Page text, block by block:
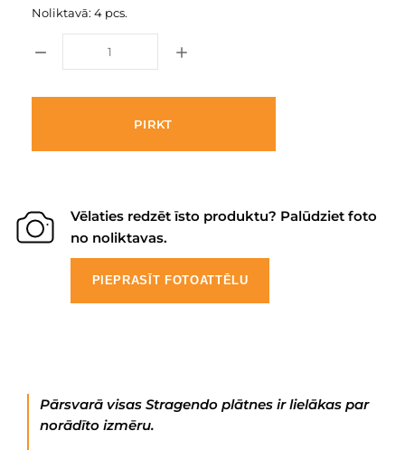
Noliktavā: 4 pcs.
PIRKT
Vēlaties redzēt īsto produktu? Palūdziet foto
no noliktavas.
PIEPRASĪT FOTOATTĒLU
Pārsvarā visas Stragendo plātnes ir lielākas par
norādīto izmēru.